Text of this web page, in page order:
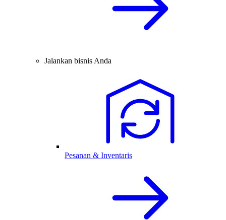
Jalankan bisnis Anda
Pesanan & Inventaris